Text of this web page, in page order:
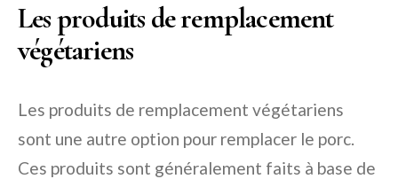
Les produits de remplacement
végétariens
Les produits de remplacement végétariens
sont une autre option pour remplacer le porc.
Ces produits sont généralement faits à base de